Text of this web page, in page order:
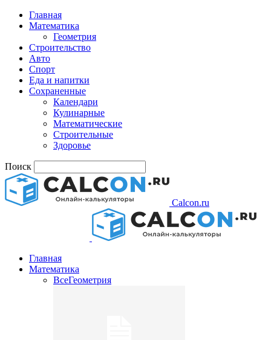
Главная
Математика
Геометрия
Строительство
Авто
Спорт
Еда и напитки
Сохраненные
Календари
Кулинарные
Математические
Строительные
Здоровье
Поиск
Calcon.ru
Главная
Математика
ВсеГеометрия